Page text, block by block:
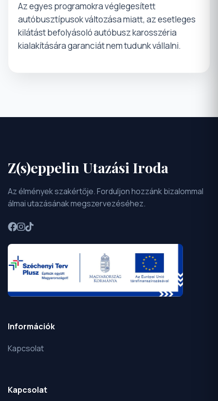
Az egyes programokra véglegesített
autóbusztípusok változása miatt, az esetleges
kilátást befolyásoló autóbusz karosszéria
kialakítására garanciát nem tudunk vállalni.
Z(s)eppelin Utazási Iroda
Az élmények szakértője. Forduljon hozzánk bizalommal
álmai utazásának megszervezéséhez.
Információk
Kapcsolat
Kapcsolat